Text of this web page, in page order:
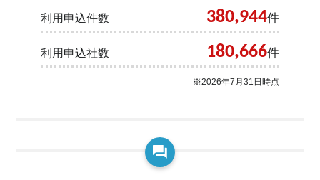
利用申込件数 380,944件
利用申込社数 180,666件
※2026年7月31日時点